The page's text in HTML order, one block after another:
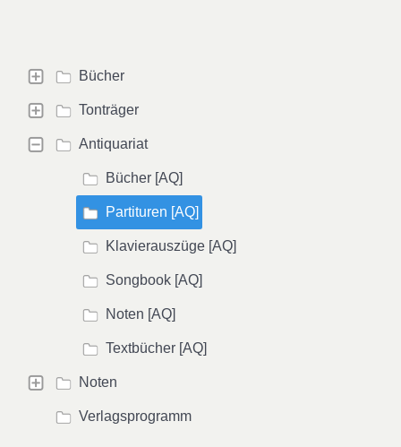
Bücher
Tonträger
Antiquariat
Bücher [AQ]
Partituren [AQ]
Klavierauszüge [AQ]
Songbook [AQ]
Noten [AQ]
Textbücher [AQ]
Noten
Verlagsprogramm